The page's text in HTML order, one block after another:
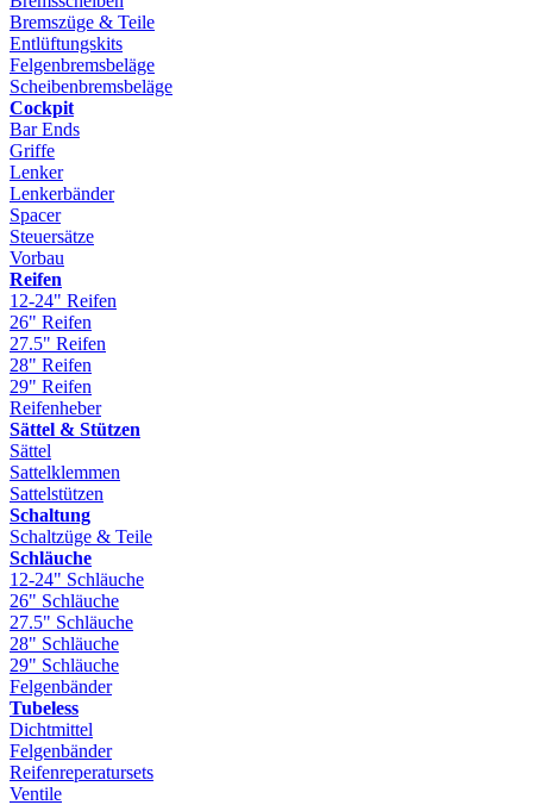
Bremszüge & Teile
Entlüftungskits
Felgenbremsbeläge
Scheibenbremsbeläge
Cockpit
Bar Ends
Griffe
Lenker
Lenkerbänder
Spacer
Steuersätze
Vorbau
Reifen
12-24" Reifen
26" Reifen
27.5" Reifen
28" Reifen
29" Reifen
Reifenheber
Sättel & Stützen
Sättel
Sattelklemmen
Sattelstützen
Schaltung
Schaltzüge & Teile
Schläuche
12-24" Schläuche
26" Schläuche
27.5" Schläuche
28" Schläuche
29" Schläuche
Felgenbänder
Tubeless
Dichtmittel
Felgenbänder
Reifenreperatursets
Ventile